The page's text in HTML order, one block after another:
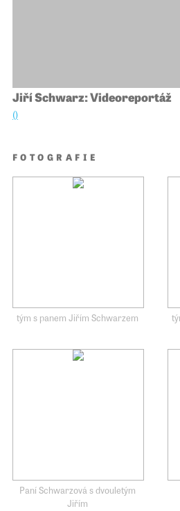
Jiří Schwarz: Videoreportáž
()
FOTOGRAFIE
tým s panem Jiřím Schwarzem
Paní Schwarzová s dvouletým
Jiřím